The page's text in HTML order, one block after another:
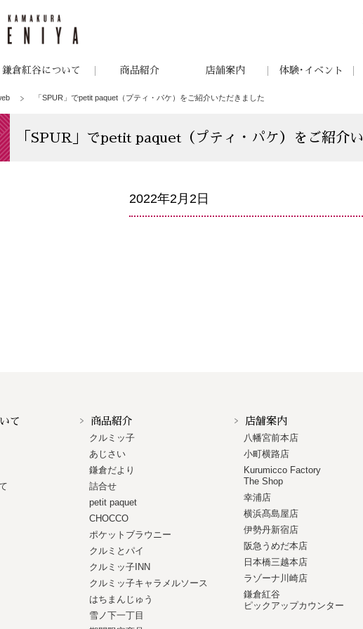
鎌倉紅谷について 商品紹介 店舗案内 体験･イベント
「SPUR」でpetit paquet（プティ・パケ）をご紹介いただきました
「SPUR」でpetit paquet（プティ・パケ）をご紹介
2022年2月2日
て
商品紹介
クルミッ子
あじさい
鎌倉だより
詰合せ
petit paquet
CHOCCO
ポケットブラウニー
クルミとパイ
クルミッ子INN
クルミッ子キャラメルソース
はちまんじゅう
雪ノ下一丁目
店舗案内
八幡宮前本店
小町横路店
Kurumicco Factory
The Shop
幸浦店
横浜髙島屋店
伊勢丹新宿店
阪急うめだ本店
日本橋三越本店
ラゾーナ川崎店
鎌倉紅谷
ピックアップカウンター